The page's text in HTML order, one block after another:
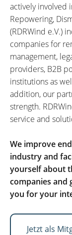
actively involved
Repowering,
(RDRWind e.V.)
companies for
management,
providers, B2B
institutions as
addition, our
strength.
service and
We improve
industry and
yourself about
companies and
you for your
Jetzt als